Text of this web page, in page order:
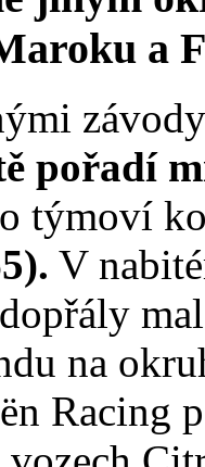
a
pořadí
týmoví
V
na
Racing